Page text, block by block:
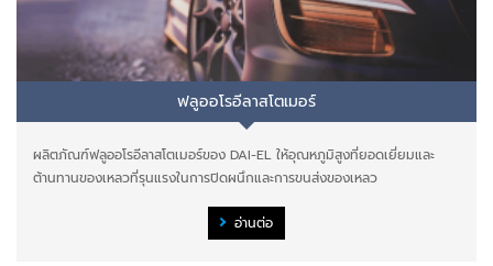
ฟลูออโรอีลาสโตเมอร์
ผลิตภัณฑ์ฟลูออโรอีลาสโตเมอร์ของ DAI-EL ให้อุณหภูมิสูงที่ยอดเยี่ยมและ
ต้านทานของเหลวที่รุนแรงในการปิดผนึกและการขนส่งของเหลว
อ่านต่อ